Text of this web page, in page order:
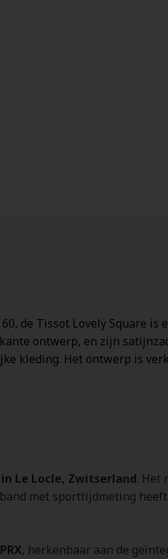
de Tissot Lovely Square
ontwerp, en zijn
kleding. Het ontwerp is
in Le Locle, Zwitserland. Het
met sporttijdmeting
, herkenbaar aan de